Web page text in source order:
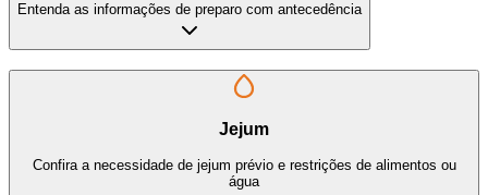
Entenda as informações de preparo com antecedência
Jejum
Confira a necessidade de jejum prévio e restrições de alimentos ou
água